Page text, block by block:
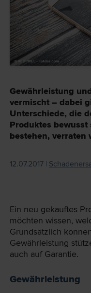
Gewährleistung
vermischt – dabei
Unterschiede, die
Produktes
bestehen, verraten
12.07.2017 |
Ein neu gekauftes
möchten wissen,
Grundsätzlich
Gewährleistung
auch auf Garantie.
Gewährleistung